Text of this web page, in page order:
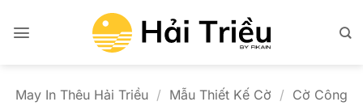
qua
May In Thêu Hải Triều / Mẫu Thiết Kế Cờ / Cờ Công